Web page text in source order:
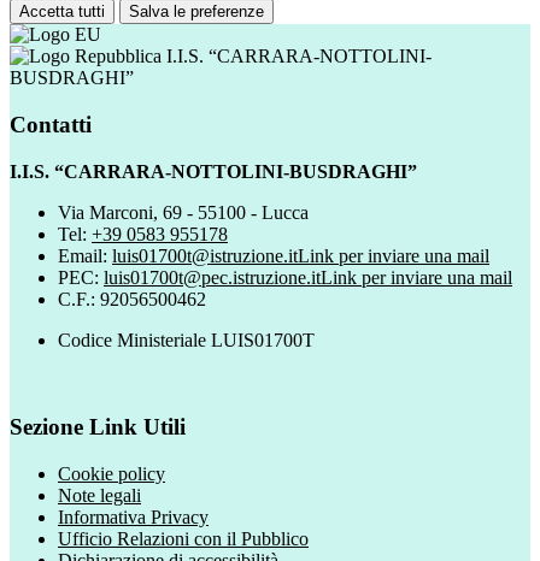
Accetta tutti Salva le preferenze
I.I.S. “CARRARA-NOTTOLINI-
BUSDRAGHI”
Contatti
I.I.S. “CARRARA-NOTTOLINI-BUSDRAGHI”
Via Marconi, 69 - 55100 - Lucca
Tel: +39 0583 955178
Email: luis01700t@istruzione.itLink per inviare una mail
PEC: luis01700t@pec.istruzione.itLink per inviare una mail
C.F.: 92056500462
Codice Ministeriale LUIS01700T
Sezione Link Utili
Cookie policy
Note legali
Informativa Privacy
Ufficio Relazioni con il Pubblico